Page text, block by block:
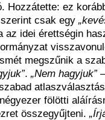
Hozzátette: ez
csak egy
az idei érettségin
megszűnik a
. „Nem hagyjuk”
fölötti
összegyűjteni.